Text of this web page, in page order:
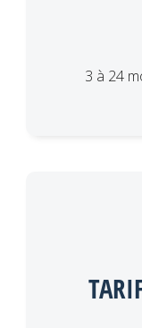
3 à 24